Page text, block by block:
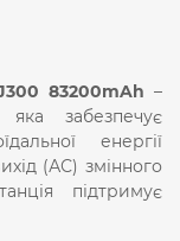
83200mAh –
забезпечує
енергії
(АС) змінного
підтримує